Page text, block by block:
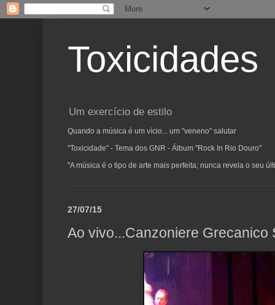
Toxicidades
Um exercício de estilo
Quando a música é um vício... um "veneno" salutar
"Toxicidade" - Tema dos GNR - Álbum "Rock In Rio Douro"
"A música é o tipo de arte mais perfeita; nunca revela o seu
27/07/15
Ao vivo...Canzoniere Grecanico